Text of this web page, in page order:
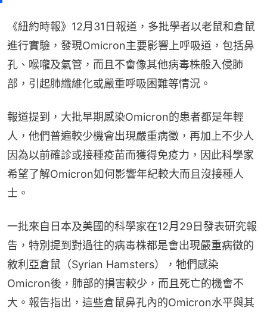
《紐約時報》12月31日報道，多批學者以老鼠和倉鼠
進行實驗，發現Omicron主要影響上呼吸道，包括鼻
孔、喉嚨及氣管，而且不會像其他病毒株般入侵肺
部，引起肺纖維化或嚴重呼吸困難等情況。
報道提到，大批早期感染Omicron的患者都是年輕
人，他們普遍較少機會出現嚴重病徵，再加上不少人
因為以前確診或接種疫苗而獲得免疫力，因此科學家
希望了解Omicron如何影響年紀較大而且沒接種人
士。
一批來自日本及美國的科學家在12月29日發表研究報
告，特別提到對過往的病毒株都是會出現嚴重病徵的
敘利亞倉鼠（Syrian Hamsters），牠們感染
Omicron後，肺部的損害較少，而且死亡的機會不
大。報告指出，這些倉鼠鼻孔內的Omicron水平與其